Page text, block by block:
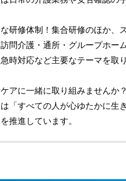
研修体制！集合研修のほか、
問介護・通所・グループホー
時対応など主要なテーマを取
アに一緒に取り組みませんか？
「すべての人が心ゆたかに生
推進しています。